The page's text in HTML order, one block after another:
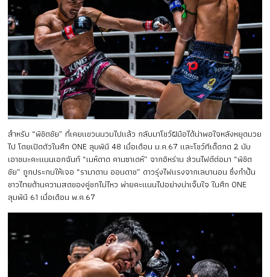
สำหรับ “พิชิตชัย” ที่เคยแขวนนวมไปแล้ว กลับมาโชว์ฝีมือได้น่าพอใจหลังหยุดมวย
ไป โดยเปิดตัวในศึก ONE ลุมพินี 48 เมื่อเดือน ม.ค.67 และโชว์ทีเด็ดกด 2 นับ
เอาชนะคะแนนเอกฉันท์ “เมห์ดาด คานซาเดห์” จากอิหร่าน ส่วนไฟต์ต่อมา “พิชิต
ชัย” ถูกประกบให้เจอ “รามาดาน ออนดาช” ดาวรุ่งไฟแรงจากเลบานอน ซึ่งกำปั้น
ชาวไทยต้านความสดของคู่ชกไม่ไหว พ่ายคะแนนไปอย่างน่าเจ็บใจ ในศึก ONE
ลุมพินี 61 เมื่อเดือน พ.ค.67